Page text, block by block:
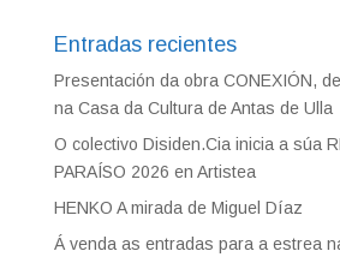
Entradas recientes
Presentación da obra CONEXIÓN,
na Casa da Cultura de Antas de Ulla
O colectivo Disiden.Cia inicia a súa
PARAÍSO 2026 en Artistea
HENKO A mirada de Miguel Díaz
Á venda as entradas para a estrea